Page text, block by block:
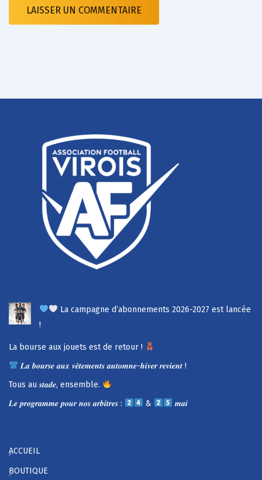
La campagne d’abonnements 2026-2027 est lancée
!
La bourse aux jouets est de retour !
𝑳𝒂 𝒃𝒐𝒖𝒓𝒔𝒆 𝒂𝒖𝒙 𝒗𝒆̂𝒕𝒆𝒎𝒆𝒏𝒕𝒔 𝒂𝒖𝒕𝒐𝒎𝒏𝒆-𝒉𝒊𝒗𝒆𝒓 𝒓𝒆𝒗𝒊𝒆𝒏𝒕 !
Tous au 𝒔𝒕𝒂𝒅𝒆, ensemble.
𝑳𝒆 𝒑𝒓𝒐𝒈𝒓𝒂𝒎𝒎𝒆 𝒑𝒐𝒖𝒓 𝒏𝒐𝒔 𝒂𝒓𝒃𝒊𝒕𝒓𝒆𝒔 :
& 𝒎𝒂𝒊
ACCUEIL
BOUTIQUE